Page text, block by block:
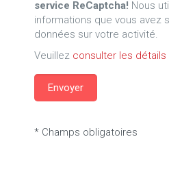
service ReCaptcha! Nous
informations que vous avez
données sur votre activité.
Veuillez consulter les détails
* Champs obligatoires